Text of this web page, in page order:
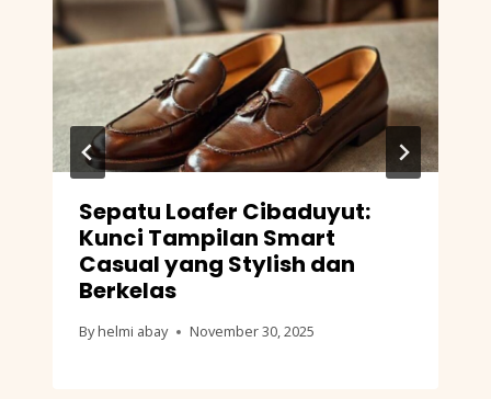
Sepatu Loafer Cibaduyut:
Kunci Tampilan Smart
Casual yang Stylish dan
Berkelas
By helmi abay November 30, 2025